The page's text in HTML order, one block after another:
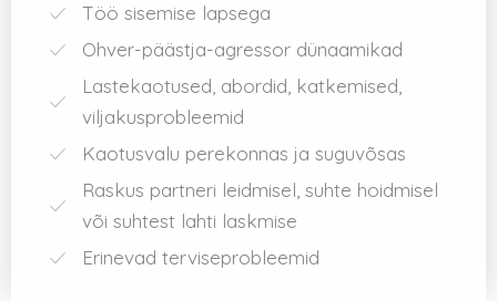
Töö sisemise lapsega
Ohver-päästja-agressor dünaamikad
Lastekaotused, abordid, katkemised,
viljakusprobleemid
Kaotusvalu perekonnas ja suguvõsas
Raskus partneri leidmisel, suhte hoidmisel
või suhtest lahti laskmise
Erinevad terviseprobleemid